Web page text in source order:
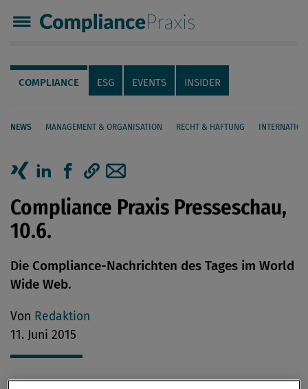
Compliance Praxis
Servicenavigation
Navigation
COMPLIANCE ESG EVENTS INSIDER
NEWS MANAGEMENT & ORGANISATION RECHT & HAFTUNG
Seiteninhalt
Artikel auf Xing teilen
Artikel auf linkedIn teilen
Artikel auf Facebook teilen
Artikellink kopieren
Artikel per Mail teilen
Compliance Praxis Presseschau,
10.6.
Die Compliance-Nachrichten des Tages im World
Wide Web.
Von Redaktion
11. Juni 2015